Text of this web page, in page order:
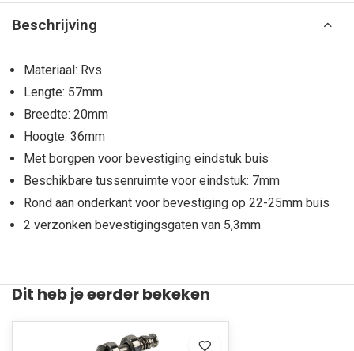
Beschrijving
Materiaal: Rvs
Lengte: 57mm
Breedte: 20mm
Hoogte: 36mm
Met borgpen voor bevestiging eindstuk buis
Beschikbare tussenruimte voor eindstuk: 7mm
Rond aan onderkant voor bevestiging op 22-25mm buis
2 verzonken bevestigingsgaten van 5,3mm
Dit heb je eerder bekeken